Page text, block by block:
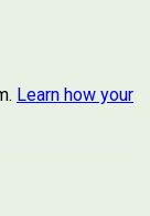
Learn how your